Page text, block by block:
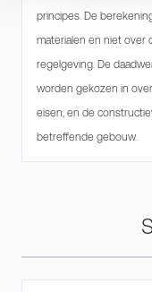
principes. De
materialen en niet over
regelgeving. De
worden gekozen in
eisen, en de
betreffende gebouw.